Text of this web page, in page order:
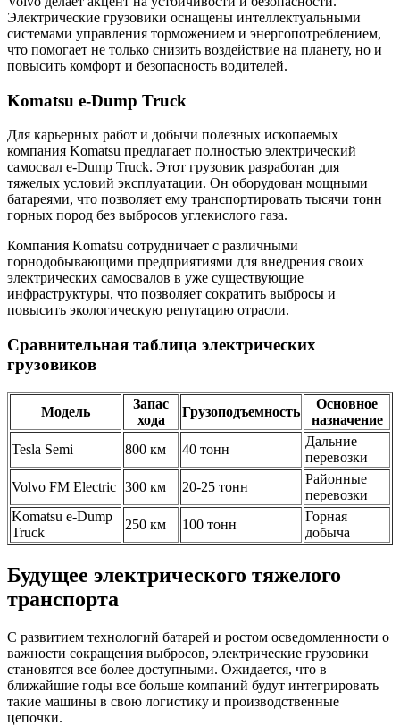
Электрические грузовики оснащены интеллектуальными
системами управления торможением и энергопотреблением,
что помогает не только снизить воздействие на планету, но и
повысить комфорт и безопасность водителей.
Komatsu e-Dump Truck
Для карьерных работ и добычи полезных ископаемых
компания Komatsu предлагает полностью электрический
самосвал e-Dump Truck. Этот грузовик разработан для
тяжелых условий эксплуатации. Он оборудован мощными
батареями, что позволяет ему транспортировать тысячи тонн
горных пород без выбросов углекислого газа.
Компания Komatsu сотрудничает с различными
горнодобывающими предприятиями для внедрения своих
электрических самосвалов в уже существующие
инфраструктуры, что позволяет сократить выбросы и
повысить экологическую репутацию отрасли.
Сравнительная таблица электрических
грузовиков
Модель
Запас
хода
Грузоподъемность
Основное
назначение
Tesla Semi
800 км 40 тонн
Дальние
перевозки
Volvo FM Electric 300 км 20-25 тонн
Районные
перевозки
Komatsu e-Dump
Truck
250 км 100 тонн
Горная
добыча
Будущее электрического тяжелого
транспорта
С развитием технологий батарей и ростом осведомленности о
важности сокращения выбросов, электрические грузовики
становятся все более доступными. Ожидается, что в
ближайшие годы все больше компаний будут интегрировать
такие машины в свою логистику и производственные
цепочки.